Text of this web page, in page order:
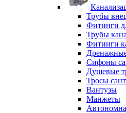
Трубы
Фитинги
Трубы
Фитинги
Сифоны
Душевые
Тросы
Вантузы
Манжеты